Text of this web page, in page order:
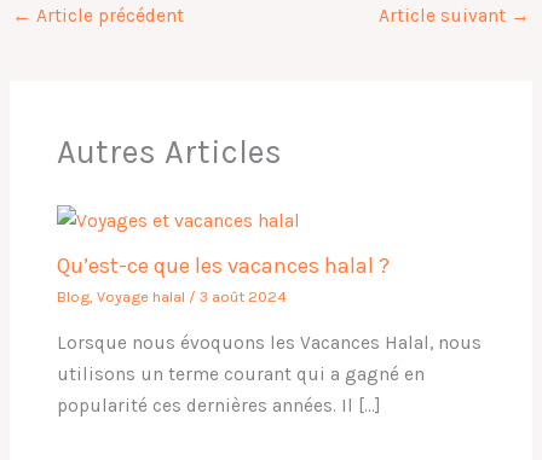
← Article précédent Article suivant →
Autres Articles
Qu’est-ce que les vacances halal ?
Blog ,Voyage halal /3 août 2024
Lorsque nous évoquons les Vacances Halal, nous
utilisons un terme courant qui a gagné en
popularité ces dernières années. Il […]